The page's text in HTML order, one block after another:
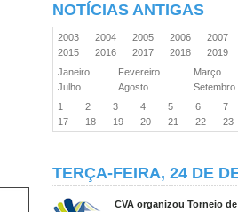
NOTÍCIAS ANTIGAS
2003 2004 2005 2006
2007
2015
2016 2017 2018
2019
Janeiro
Fevereiro
Março
Julho
Agosto
1
2 3 4 5 6
7
17
18 19 20 21 22 23
TERÇA-FEIRA, 24 DE
CVA organizou Torneio